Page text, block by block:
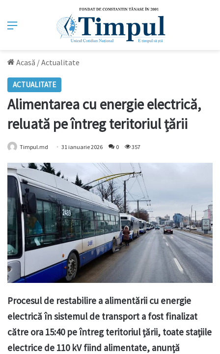
Meniu
Acasă /Actualitate
ACTUALITATE
Alimentarea cu energie electrică,
reluată pe întreg teritoriul țării
Timpul.md 31 ianuarie 2026 0 357
Procesul de restabilire a alimentării cu energie
electrică în sistemul de transport a fost finalizat
către ora 15:40 pe întreg teritoriul țării, toate stațiile
electrice de 110 kV fiind alimentate, anunță